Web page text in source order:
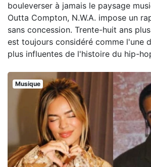
bouleverser à jamais le paysage
Outta Compton, N.W.A. impose un
sans concession. Trente-huit ans
est toujours considéré comme l'une
plus influentes de l'histoire du hip-
Musique